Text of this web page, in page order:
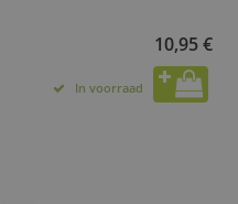
10,95 €
In voorraad